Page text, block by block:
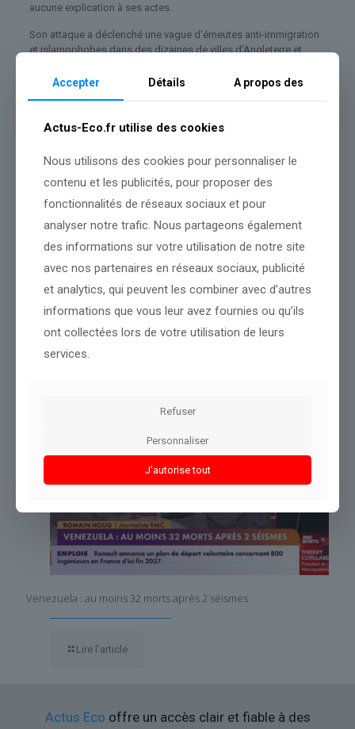
aucune explication à ses actes.
Son attaque a déclenché une vague d’émeutes anti-immigration
et islamophobes dans des dizaines de villes d’Angleterre et
comptes d’extrême droite sur son identité.
Une fille de 13 ans tuée pour avoir volé du chocolat
Source :www.brut.media
Conclusion : La rédaction continuera à observer cette actualité
pour informer ses lecteurs.
Partager le contenu
Dans le même thème
Venezuela : au moins 32 morts après 2 séismes
Lire l’article
Actus Eco offre un accès clair et fiable à des
Accepter Détails A propos des
Actus-Eco.fr utilise des cookies
Nous utilisons des cookies pour personnaliser le
contenu et les publicités, pour proposer des
fonctionnalités de réseaux sociaux et pour
analyser notre trafic. Nous partageons également
des informations sur votre utilisation de notre site
avec nos partenaires en réseaux sociaux, publicité
et analytics, qui peuvent les combiner avec d’autres
informations que vous leur avez fournies ou qu’ils
ont collectées lors de votre utilisation de leurs
services.
Refuser
Personnaliser
J'autorise tout